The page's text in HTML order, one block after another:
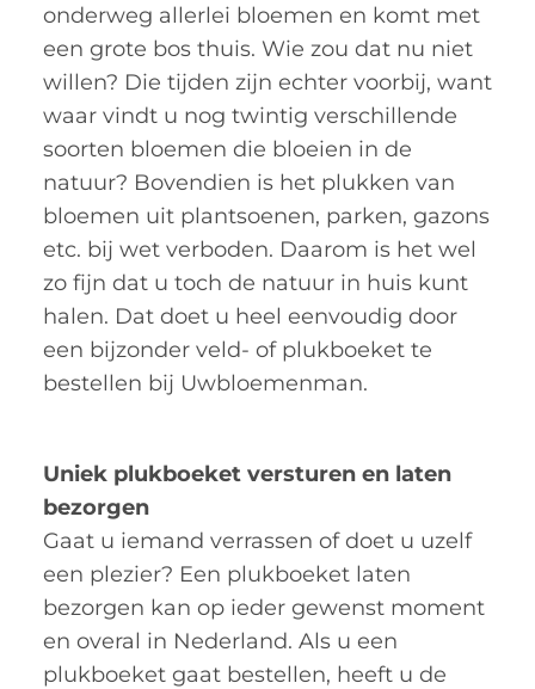
onderweg allerlei bloemen en komt met
een grote bos thuis. Wie zou dat nu niet
willen? Die tijden zijn echter voorbij, want
waar vindt u nog twintig verschillende
soorten bloemen die bloeien in de
natuur? Bovendien is het plukken van
bloemen uit plantsoenen, parken, gazons
etc. bij wet verboden. Daarom is het wel
zo fijn dat u toch de natuur in huis kunt
halen. Dat doet u heel eenvoudig door
een bijzonder veld- of plukboeket te
bestellen bij Uwbloemenman.
Uniek plukboeket versturen en laten
bezorgen
Gaat u iemand verrassen of doet u uzelf
een plezier? Een plukboeket laten
bezorgen kan op ieder gewenst moment
en overal in Nederland. Als u een
plukboeket gaat bestellen, heeft u de